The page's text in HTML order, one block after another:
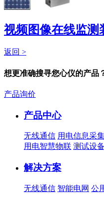
视频图像在线监测
返回 >
想更准确搜寻您心仪的产品
产品询价
产品中心
无线通信 用电信息采
用电智慧物联 测试设备
解决方案
无线通信 智能电网 公